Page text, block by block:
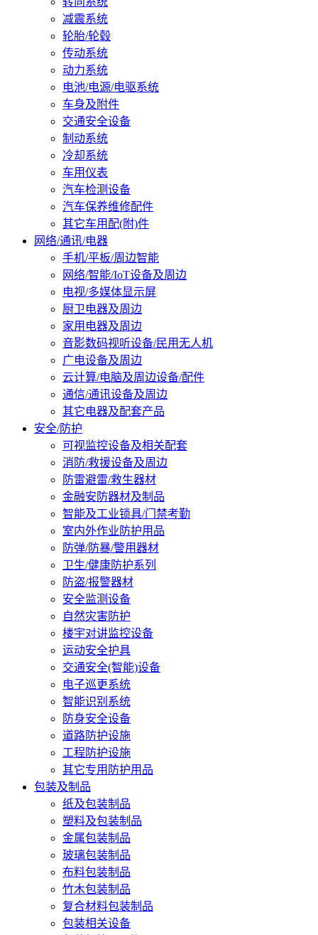
减震系统
轮胎/轮毂
传动系统
动力系统
电池/电源/电驱系统
车身及附件
交通安全设备
制动系统
冷却系统
车用仪表
汽车检测设备
汽车保养维修配件
其它车用配(附)件
网络/通讯/电器
手机/平板/周边智能
网络/智能/IoT设备及周边
电视/多媒体显示屏
厨卫电器及周边
家用电器及周边
音影数码视听设备/民用无人机
广电设备及周边
云计算/电脑及周边设备/配件
通信/通讯设备及周边
其它电器及配套产品
安全/防护
可视监控设备及相关配套
消防/救援设备及周边
防雷避雷/救生器材
金融安防器材及制品
智能及工业锁具/门禁考勤
室内外作业防护用品
防弹/防暴/警用器材
卫生/健康防护系列
防盗/报警器材
安全监测设备
自然灾害防护
楼宇对讲监控设备
运动安全护具
交通安全(智能)设备
电子巡更系统
智能识别系统
防身安全设备
道路防护设施
工程防护设施
其它专用防护用品
包装及制品
纸及包装制品
塑料及包装制品
金属包装制品
玻璃包装制品
布料包装制品
竹木包装制品
复合材料包装制品
包装相关设备